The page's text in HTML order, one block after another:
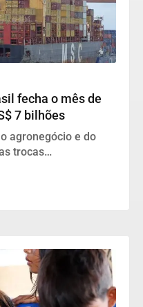
fecha o mês de
7 bilhões
agronegócio e do
trocas
mais de US$